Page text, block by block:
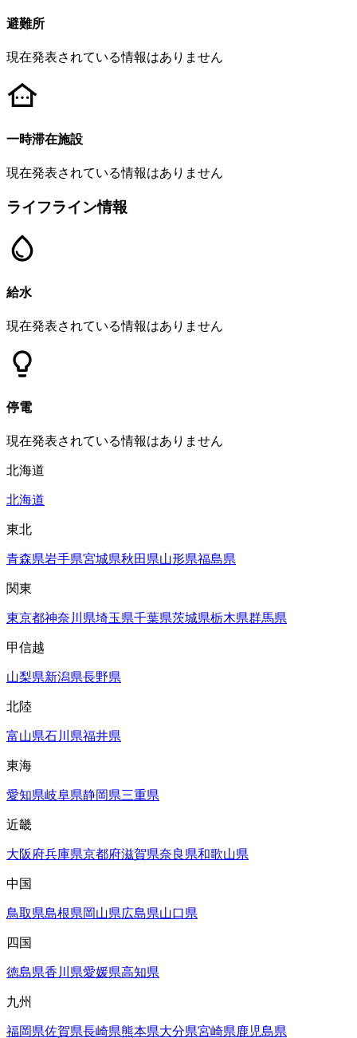
避難所
現在発表されている情報はありません
一時滞在施設
現在発表されている情報はありません
ライフライン情報
給水
現在発表されている情報はありません
停電
現在発表されている情報はありません
北海道
北海道
東北
青森県岩手県宮城県秋田県山形県福島県
関東
東京都神奈川県埼玉県千葉県茨城県栃木県群馬県
甲信越
山梨県新潟県長野県
北陸
富山県石川県福井県
東海
愛知県岐阜県静岡県三重県
近畿
大阪府兵庫県京都府滋賀県奈良県和歌山県
中国
鳥取県島根県岡山県広島県山口県
四国
徳島県香川県愛媛県高知県
九州
福岡県佐賀県長崎県熊本県大分県宮崎県鹿児島県